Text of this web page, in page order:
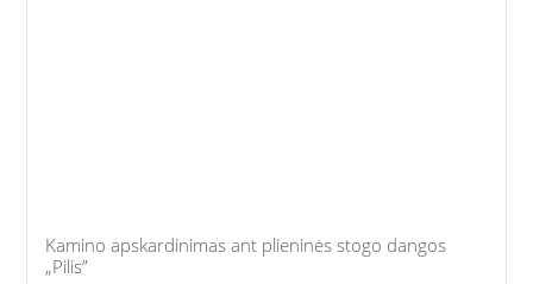
Kamino apskardinimas ant plieninės stogo dangos
„Pilis”